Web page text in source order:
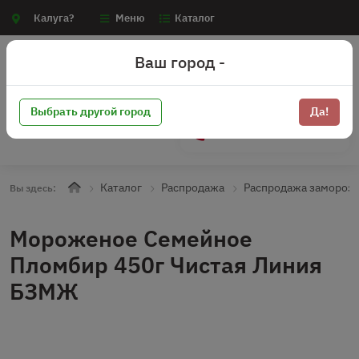
Калуга? Меню Каталог
Вы здесь: Каталог Распродажа Распродажа
Мороженое Семейное
Пломбир 450г Чистая Линия
БЗМЖ
Ваш город -
Выбрать другой город Да!